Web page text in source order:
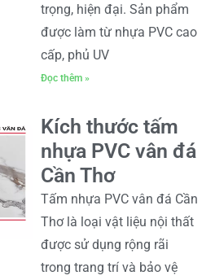
trọng, hiện đại. Sản phẩm
được làm từ nhựa PVC cao
cấp, phủ UV
Đọc thêm »
Kích thước tấm
nhựa PVC vân đá
Cần Thơ
Tấm nhựa PVC vân đá Cần
Thơ là loại vật liệu nội thất
được sử dụng rộng rãi
trong trang trí và bảo vệ